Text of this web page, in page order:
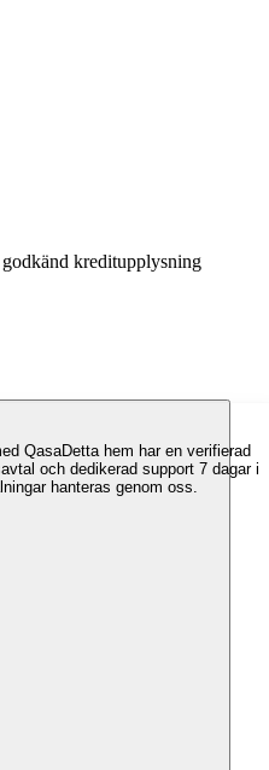
kreditupplysning
QasaDetta hem har en verifierad
och dedikerad support 7 dagar i
hanteras genom oss.